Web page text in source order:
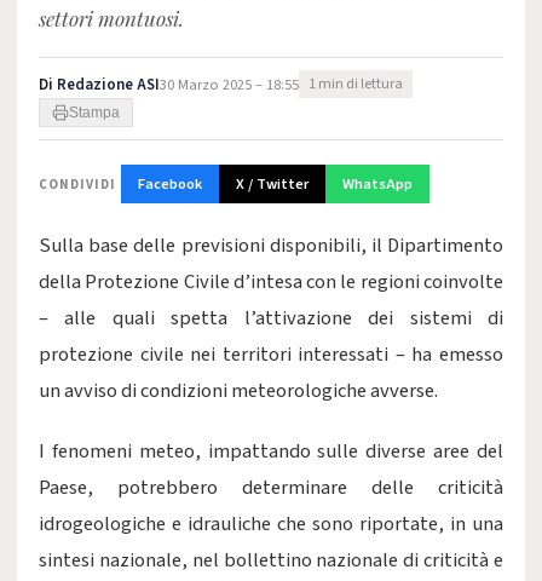
settori montuosi.
Di Redazione ASI30 Marzo 2025 – 18:55 1 min di lettura
Stampa
CONDIVIDI Facebook X / Twitter WhatsApp
Sulla base delle previsioni disponibili, il Dipartimento
della Protezione Civile d’intesa con le regioni coinvolte
– alle quali spetta l’attivazione dei sistemi di
protezione civile nei territori interessati – ha emesso
un avviso di condizioni meteorologiche avverse.
I fenomeni meteo, impattando sulle diverse aree del
Paese, potrebbero determinare delle criticità
idrogeologiche e idrauliche che sono riportate, in una
sintesi nazionale, nel bollettino nazionale di criticità e